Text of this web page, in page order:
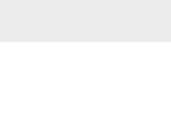
庆快乐”的祝福声